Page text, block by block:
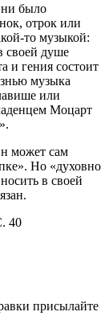
ни было
отрок или
то музыкой:
своей душе
и гения состоит
музыка
или
Моцарт
может сам
Но «духовно
в своей
40
присылайте